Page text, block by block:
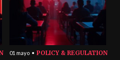
01 mayo POLICY & REGULATION